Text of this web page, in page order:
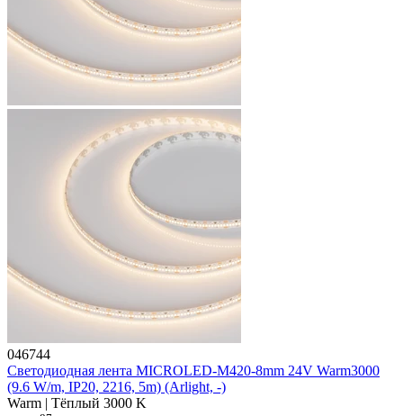
046744
Светодиодная лента MICROLED-M420-8mm 24V Warm3000
(9.6 W/m, IP20, 2216, 5m) (Arlight, -)
Warm | Тёплый 3000 K